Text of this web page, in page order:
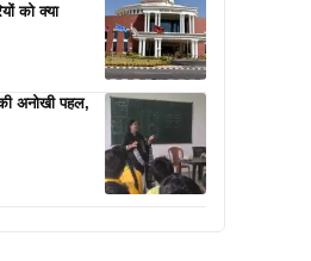
को क्या
अनोखी पहल,